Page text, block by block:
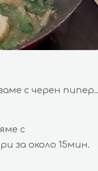
с черен пипер..
с
за около 15мин.